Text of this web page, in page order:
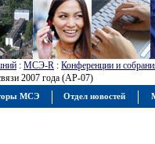
: МСЭ-R : Конференции и
2007 года (АР-07)
МСЭ Отдел новостей